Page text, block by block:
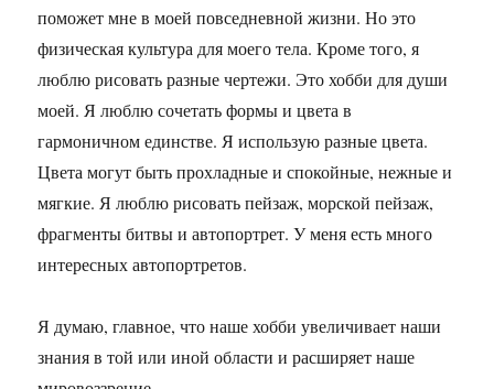
поможет мне в моей повседневной жизни. Но это
физическая культура для моего тела. Кроме того, я
люблю рисовать разные чертежи. Это хобби для души
моей. Я люблю сочетать формы и цвета в
гармоничном единстве. Я использую разные цвета.
Цвета могут быть прохладные и спокойные, нежные и
мягкие. Я люблю рисовать пейзаж, морской пейзаж,
фрагменты битвы и автопортрет. У меня есть много
интересных автопортретов.
Я думаю, главное, что наше хобби увеличивает наши
знания в той или иной области и расширяет наше